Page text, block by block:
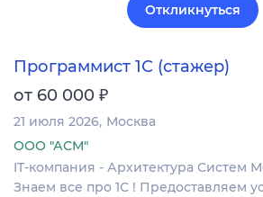
Откликнуться
Программист 1С (стажер)
от 60 000 ₽
21 июля 2026 Москва
ООО "АСМ"
IT-компания - Архитектура Систем
Знаем все про 1С ! Предоставляем